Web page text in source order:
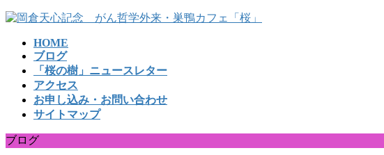
コ
ッ
プ
ナ
移
動
HOME
ブログ
「桜の樹」ニュースレター
アクセス
お申し込み・お問い合わせ
サイトマップ
ブログ